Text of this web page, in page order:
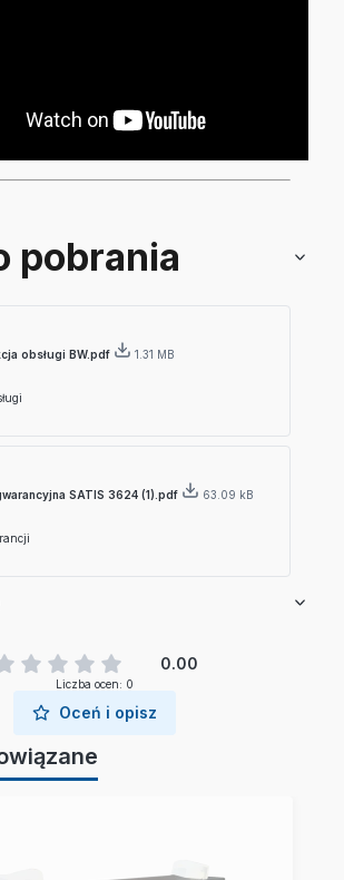
pobrania
obsługi BW.pdf 1.31 MB
SATIS 3624 (1).pdf 63.09 kB
0.00
Liczba ocen: 0
Oceń i opisz